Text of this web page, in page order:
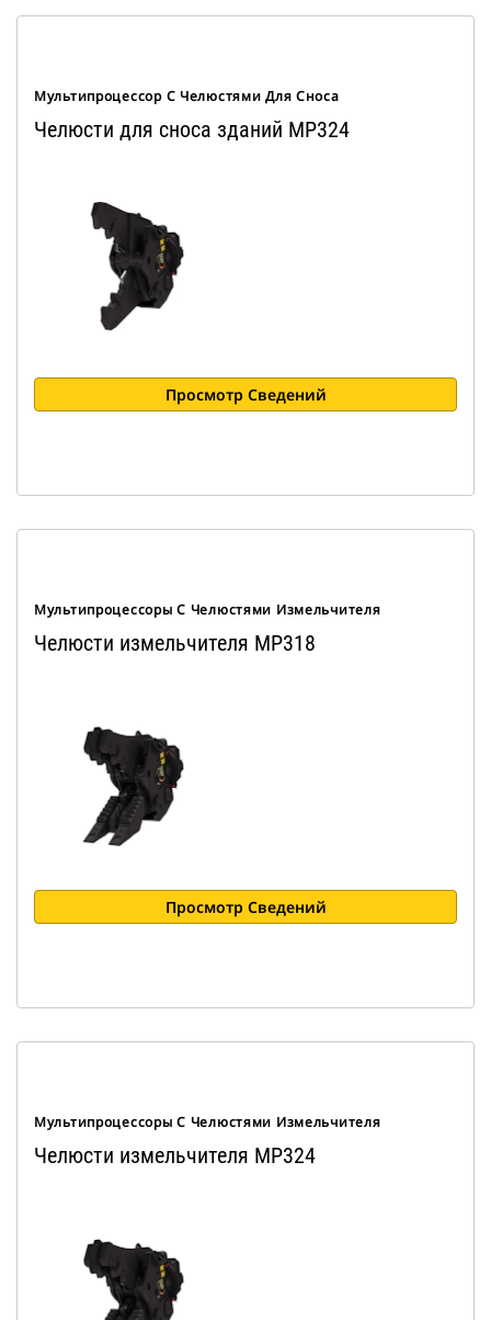
Мультипроцессор С Челюстями Для Сноса
Челюсти для сноса зданий MP324
Просмотр Сведений
Мультипроцессоры С Челюстями Измельчителя
Челюсти измельчителя MP318
Просмотр Сведений
Мультипроцессоры С Челюстями Измельчителя
Челюсти измельчителя MP324